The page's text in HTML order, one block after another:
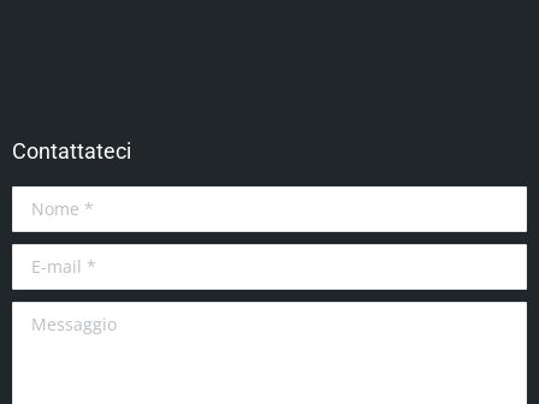
Contattateci
Nome *
E-mail *
Messaggio